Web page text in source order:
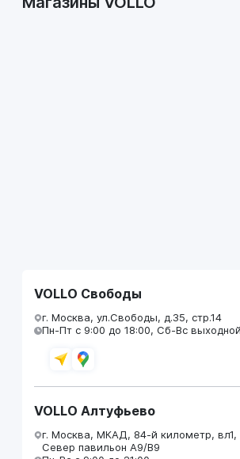
VOLLO Свободы
г. Москва, ул.Свободы, д.35, стр.14
Пн-Пт с 9:00 до 18:00, Сб-Вс выходной
VOLLO Алтуфьево
г. Москва, МКАД, 84-й километр,
Север павильон А9/В9